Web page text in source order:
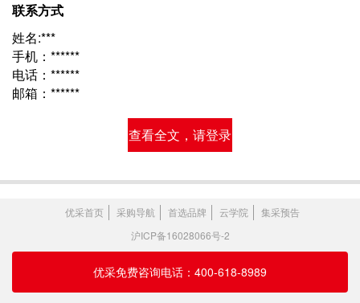
联系方式
姓名:***
手机：******
电话：******
邮箱：******
查看全文，请登录
优采首页 采购导航 首选品牌 云学院
集采预告
沪ICP备16028066号-2
优采免费咨询电话：400-618-8989